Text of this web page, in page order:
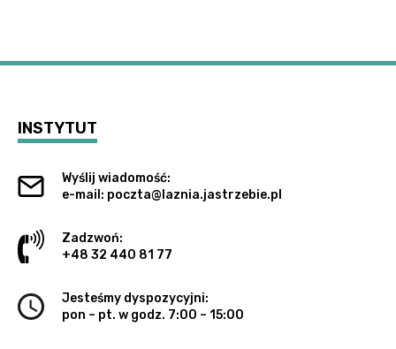
INSTYTUT
Wyślij wiadomość:
e-mail: poczta@laznia.jastrzebie.pl
Zadzwoń:
+48 32 440 81 77
Jesteśmy dyspozycyjni:
pon – pt. w godz. 7:00 – 15:00